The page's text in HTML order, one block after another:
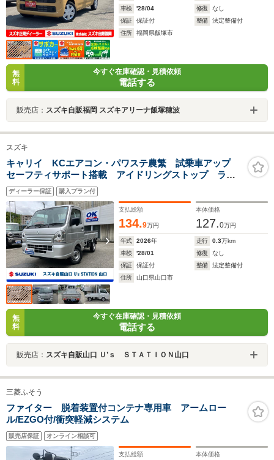
車検
'28/04 修復
なし
保証
保証付 整備
法定整備付
住所
福岡県飯塚市
無
料
今すぐ在庫確認・見積依頼
電話する
販売店： スズキ自販福岡 スズキアリーナ飯塚穂波
スズキ
キャリイ KCエアコン・パワステ農繁 試乗車アップ
セーフティサポート搭載 アイドリングストップ ラジ
オ付き マニュアルエアコン パワーウィンドウ キー
レスエントリー 助手席エアバッグ スペアタイヤ
LED荷台作業灯 AT車
ディーラー保証 購入プラン付
支払総額
134.9万円
本体価格
127.0万円
年式 2026年 走行 0.3万km
車検
'28/01 修復
なし
保証
保証付 整備
法定整備付
住所
山口県山口市
無
料
今すぐ在庫確認・見積依頼
電話する
販売店： スズキ自販山口 Ｕ’ｓ ＳＴＡＴＩＯＮ山口
三菱ふそう
ファイター 脱着装置付コンテナ専用車 アームロー
ル/EZGO付/衝突軽減システム
販売店保証 オンライン相談可
支払総額 本体価格